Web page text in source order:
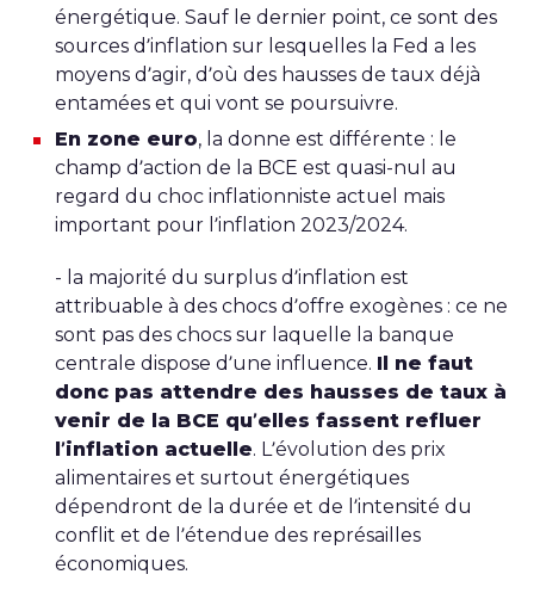
énergétique. Sauf le dernier point, ce sont des
sources d’inflation sur lesquelles la Fed a les
moyens d’agir, d’où des hausses de taux déjà
entamées et qui vont se poursuivre.
En zone euro, la donne est différente : le
champ d’action de la BCE est quasi-nul au
regard du choc inflationniste actuel mais
important pour l’inflation 2023/2024.
- la majorité du surplus d’inflation est
attribuable à des chocs d’offre exogènes : ce ne
sont pas des chocs sur laquelle la banque
centrale dispose d’une influence. Il ne faut
donc pas attendre des hausses de taux à
venir de la BCE qu’elles fassent refluer
l’inflation actuelle. L’évolution des prix
alimentaires et surtout énergétiques
dépendront de la durée et de l’intensité du
conflit et de l’étendue des représailles
économiques.